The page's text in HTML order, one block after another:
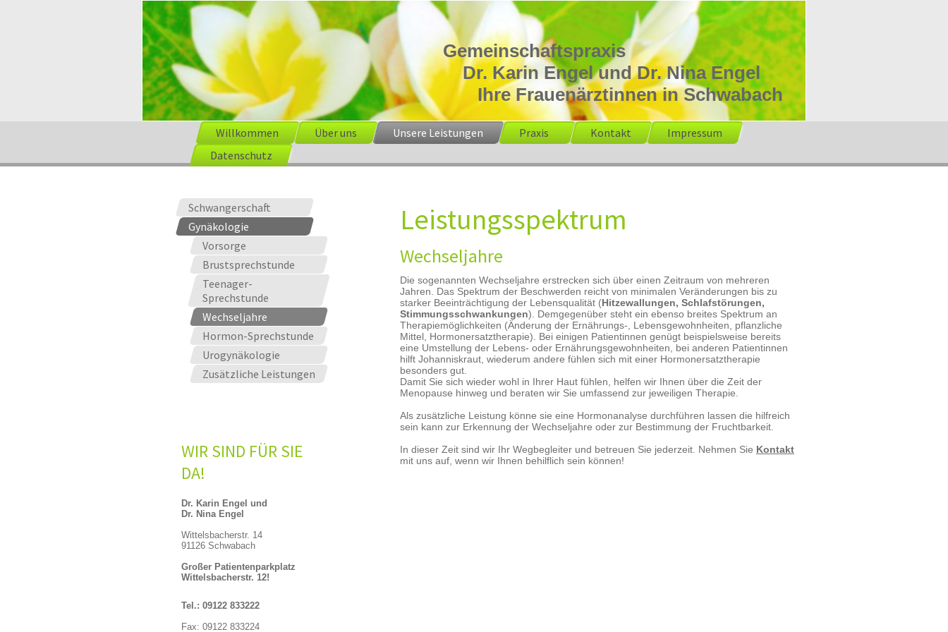
Gemeinschaftspraxis
Dr. Karin Engel und Dr. Nina Engel
Ihre Frauenärztinnen in Schwabach
Willkommen Über uns Unsere Leistungen Praxis Kontakt
Impressum
Datenschutz
Schwangerschaft
Gynäkologie
Vorsorge
Brustsprechstunde
Teenager-
Sprechstunde
Wechseljahre
Hormon-Sprechstunde
Urogynäkologie
Zusätzliche Leistungen
WIR SIND FÜR SIE
DA!
Dr. Karin Engel und
Dr. Nina Engel
Wittelsbacherstr. 14
91126 Schwabach
Großer Patientenparkplatz
Wittelsbacherstr. 12!
Tel.: 09122 833222
Fax: 09122 833224
Leistungsspektrum
Wechseljahre
Die sogenannten Wechseljahre erstrecken sich über einen Zeitraum von mehreren
Jahren. Das Spektrum der Beschwerden reicht von minimalen Veränderungen bis zu
starker Beeinträchtigung der Lebensqualität (Hitzewallungen, Schlafstörungen,
Stimmungsschwankungen). Demgegenüber steht ein ebenso breites Spektrum an
Therapiemöglichkeiten (Änderung der Ernährungs-, Lebensgewohnheiten, pflanzliche
Mittel, Hormonersatztherapie). Bei einigen Patientinnen genügt beispielsweise bereits
eine Umstellung der Lebens- oder Ernährungsgewohnheiten, bei anderen Patientinnen
hilft Johanniskraut, wiederum andere fühlen sich mit einer Hormonersatztherapie
besonders gut.
Damit Sie sich wieder wohl in Ihrer Haut fühlen, helfen wir Ihnen über die Zeit der
Menopause hinweg und beraten wir Sie umfassend zur jeweiligen Therapie.
Als zusätzliche Leistung könne sie eine Hormonanalyse durchführen lassen die hilfreich
sein kann zur Erkennung der Wechseljahre oder zur Bestimmung der Fruchtbarkeit.
In dieser Zeit sind wir Ihr Wegbegleiter und betreuen Sie jederzeit. Nehmen Sie Kontakt
mit uns auf, wenn wir Ihnen behilflich sein können!